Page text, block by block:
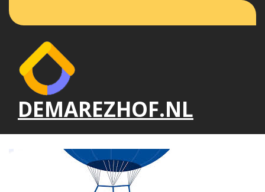
de
DEMAREZHOF.NL